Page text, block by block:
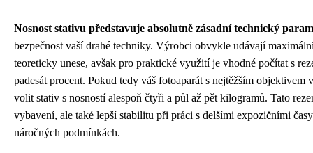
Nosnost stativu představuje absolutně zásadní technický
bezpečnost vaší drahé techniky. Výrobci obvykle udávají
teoreticky unese, avšak pro praktické využití je vhodné počítat s
padesát procent. Pokud tedy váš fotoaparát s nejtěžším
volit stativ s nosností alespoň čtyři a půl až pět kilogramů. Tato
vybavení, ale také lepší stabilitu při práci s delšími expozičními
náročných podmínkách.